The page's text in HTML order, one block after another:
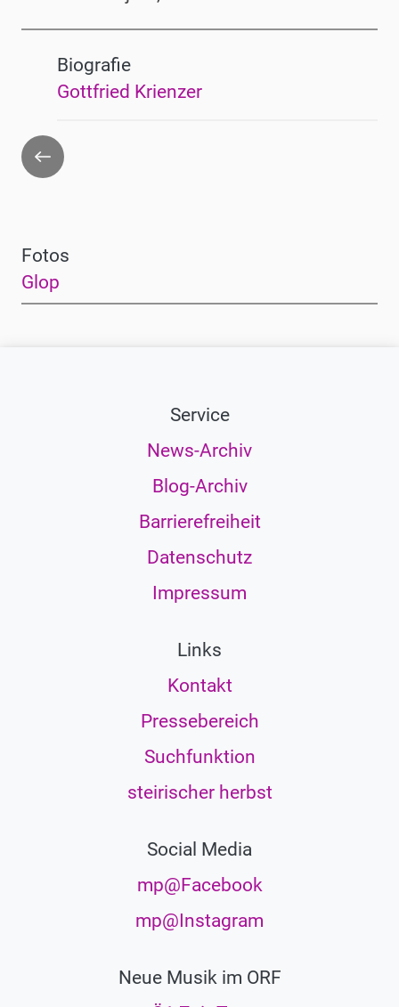
Biografie
Gottfried Krienzer
Zurück
Fotos
Glop
Service
News-Archiv
Blog-Archiv
Barrierefreiheit
Datenschutz
Impressum
Links
Kontakt
Pressebereich
Suchfunktion
steirischer herbst
Social Media
mp@Facebook
mp@Instagram
Neue Musik im ORF